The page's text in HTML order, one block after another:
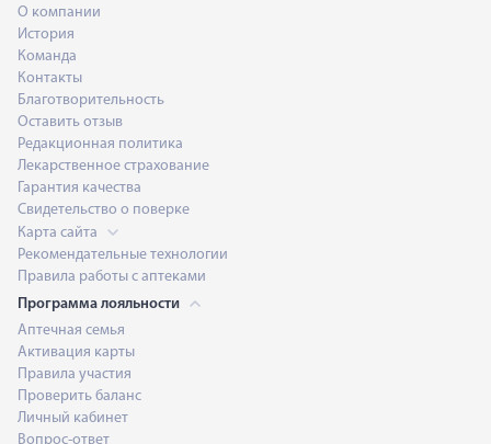
О компании
История
Команда
Контакты
Благотворительность
Оставить отзыв
Редакционная политика
Лекарственное страхование
Гарантия качества
Свидетельство о поверке
Карта сайта
Рекомендательные технологии
Правила работы с аптеками
Программа лояльности
Аптечная семья
Активация карты
Правила участия
Проверить баланс
Личный кабинет
Вопрос-ответ